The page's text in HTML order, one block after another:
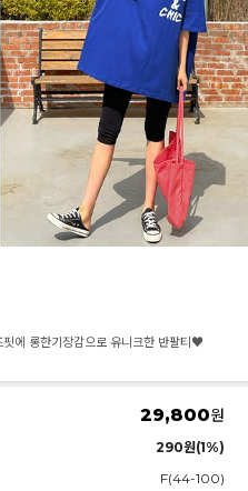
에 롱한기장감으로 유니크한 반팔티♥
29,800원
290원(1%)
F(44-100)